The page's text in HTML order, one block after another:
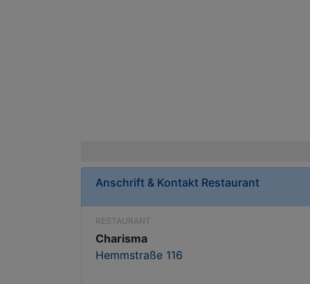
Anschrift & Kontakt Restaurant
RESTAURANT
Charisma
Hemmstraße 116